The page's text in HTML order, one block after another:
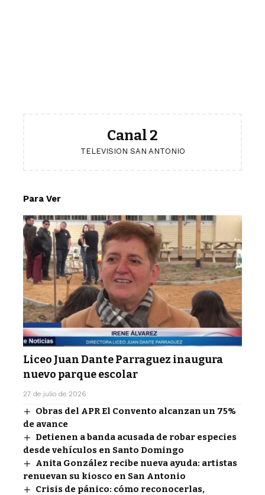
Canal 2
TELEVISION SAN ANTONIO
Para Ver
Liceo Juan Dante Parraguez inaugura
nuevo parque escolar
27 de julio de 2026
Obras del APR El Convento alcanzan un 75%
de avance
Detienen a banda acusada de robar especies
desde vehículos en Santo Domingo
Anita González recibe nueva ayuda: artistas
renuevan su kiosco en San Antonio
Crisis de pánico: cómo reconocerlas,